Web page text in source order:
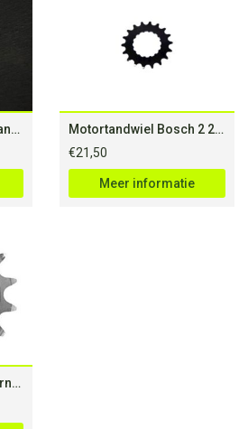
MOTORTANDWIEL 11 Tands Panasonic
Motortandwiel Bosch 2 20 Tands
€21,50
Meer informatie
Tandwiel Shimano interne naaf 16T zilver